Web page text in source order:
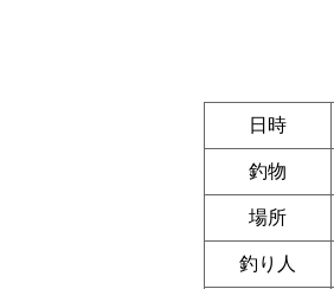
日時
釣物
場所
釣り人